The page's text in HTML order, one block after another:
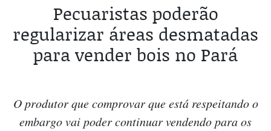
Pecuaristas poderão
regularizar áreas desmatadas
para vender bois no Pará
O produtor que comprovar que está respeitando o
embargo vai poder continuar vendendo para os